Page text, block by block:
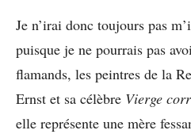
Je n’irai donc toujours pas
puisque je ne pourrais pas
flamands, les peintres de la
Ernst et sa célèbre Vierge
elle représente une mère